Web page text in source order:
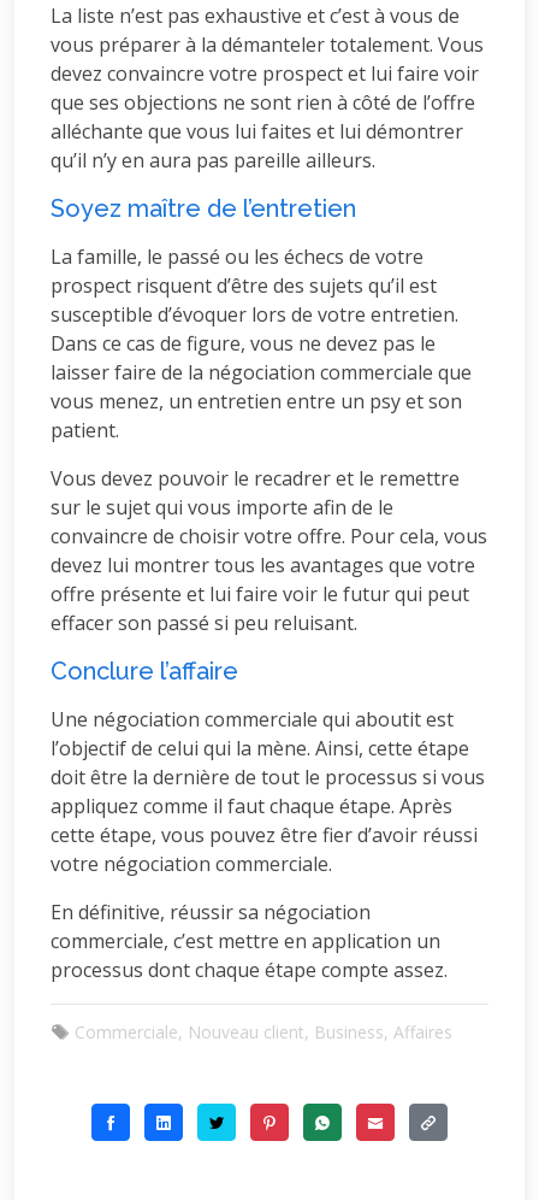
La liste n’est pas exhaustive et c’est à vous de
vous préparer à la démanteler totalement. Vous
devez convaincre votre prospect et lui faire voir
que ses objections ne sont rien à côté de l’offre
alléchante que vous lui faites et lui démontrer
qu’il n’y en aura pas pareille ailleurs.
Soyez maître de l’entretien
La famille, le passé ou les échecs de votre
prospect risquent d’être des sujets qu’il est
susceptible d’évoquer lors de votre entretien.
Dans ce cas de figure, vous ne devez pas le
laisser faire de la négociation commerciale que
vous menez, un entretien entre un psy et son
patient.
Vous devez pouvoir le recadrer et le remettre
sur le sujet qui vous importe afin de le
convaincre de choisir votre offre. Pour cela, vous
devez lui montrer tous les avantages que votre
offre présente et lui faire voir le futur qui peut
effacer son passé si peu reluisant.
Conclure l’affaire
Une négociation commerciale qui aboutit est
l’objectif de celui qui la mène. Ainsi, cette étape
doit être la dernière de tout le processus si vous
appliquez comme il faut chaque étape. Après
cette étape, vous pouvez être fier d’avoir réussi
votre négociation commerciale.
En définitive, réussir sa négociation
commerciale, c’est mettre en application un
processus dont chaque étape compte assez.
Commerciale, Nouveau client, Business, Affaires